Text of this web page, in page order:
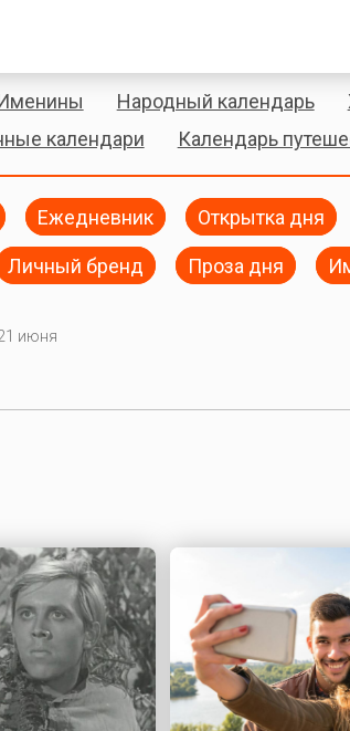
Народный календарь
календари Календарь
Ежедневник Открытка дня
Личный бренд Проза дня
июня